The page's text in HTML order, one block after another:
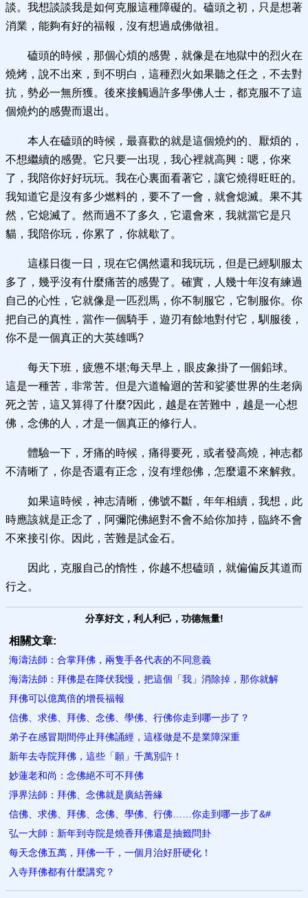
談。我想談談我是如何克服這種障礙的。磕頭之初，只是想著
消業，能夠有好的福報，沒有想過成佛做祖。
磕頭的時候，那個心煩的感覺，就像是在地獄中的烈火在
燒烤，說不出來，到不明白，這種烈火如果聽之任之，不去對
抗，勢必一無所獲。後來接觸過許多學佛人士，都克服不了這
個燒灼的感覺而退出。
本人在磕頭的時候，最喜歡的就是這個燒灼的、厭煩的，
不想繼續的感覺。它只要一出現，我心裡就高興：嗯，你來
了，我陪你好好玩玩。我在心裏面看著它，讓它燒得旺旺的。
我知道它是沒有多少燃料的，要不了一會，就會熄滅。果不其
然，它熄滅了。然而過不了多久，它還會來，我就當它是只
貓，我陪你玩，你累了，你就歇了。
這樣日復一日，現在它偶然還和我玩玩，但是已經馴服太
多了，幾乎沒有什麼痛苦的感覺了。確實，人幾十年沒有練過
自己的心性，它就像是一匹烈馬，你不制服它，它制服你。你
把自己的真性，當作一個騎手，遊刃有餘地對付它，馴服後，
你不是一個真正的大英雄嗎?
每天下班，疲憊不堪;每天早上，眼皮象掛了一個鉛球。
這是一種苦，非常苦。但是六道輪迴的苦和娑婆世界的生老病
死之苦，這又算得了什麼?因此，越是在苦難中，越是一心想
佛，念佛的人，才是一個真正的修行人。
體驗一下，牙痛的時候，痛得要死，或者發高燒，神志都
不清晰了，你是否還有正念，沒有埋怨佛，怎麼還不來解救。
如果這時候，神志清晰，佛號不斷，年年相續，我想，此
時應該就是正念了，阿彌陀佛絕對不會不給你加持，臨終不會
不來接引你。因此，苦難是試金石。
因此，克服自己的惰性，你越不想磕頭，就偏偏反其道而
行之。
分享好文，利人利己，功德無量!
相關文章:
海濤法師：合掌拜佛，兩隻手各代表的不同意義
海濤法師：拜佛是在降伏我慢，把這個「我」消除掉，那你就解
拜佛可以億萬倍的增長福報
信佛、求佛、拜佛、念佛、學佛、行佛你走到哪一步了？
弟子在感冒期間停止拜佛誦經，這樣做是不是業障深重
新年去寺院拜佛，這些「願」千萬別許！
妙蓮老和尚：念佛絕不可不拜佛
淨界法師：拜佛、念佛就是​廣結善緣
信佛、求佛、拜佛、念佛、學佛、行佛……你走到哪一步了&#
弘一大師：新年到寺院是燒香拜佛還是抽籤問卦
每天念佛五萬，拜佛一千，一個月治好肝硬化！
入寺拜佛都有什麼講究？